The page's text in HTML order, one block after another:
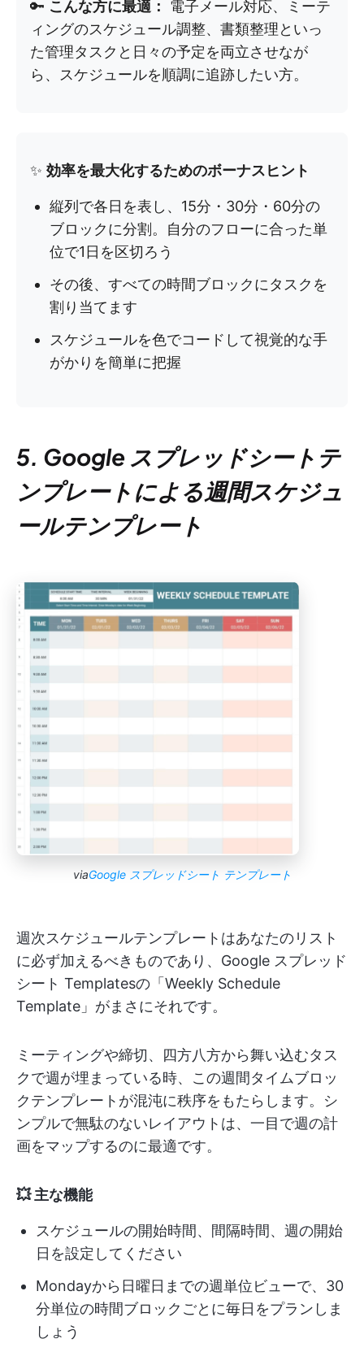
🔑 こんな方に最適：
電子メール対応、ミーテ
ィングのスケジュール調整、書類整理といっ
た管理タスクと日々の予定を両立させなが
ら、スケジュールを順調に追跡したい方。
✨ 効率を最大化するためのボーナスヒント
縦列で各日を表し、15分・30分・60分の
ブロックに分割。自分のフローに合った単
位で1日を区切ろう
その後、すべての時間ブロックにタスクを
割り当てます
スケジュールを色でコードして視覚的な手
がかりを簡単に把握
5. Google スプレッドシートテ
ンプレートによる週間スケジュ
ールテンプレート
viaGoogle スプレッドシート テンプレート
週次スケジュールテンプレートはあなたのリスト
に必ず加えるべきものであり、Google スプレッド
シート Templatesの「Weekly Schedule
Template」がまさにそれです。
ミーティングや締切、四方八方から舞い込むタス
クで週が埋まっている時、この週間タイムブロッ
クテンプレートが混沌に秩序をもたらします。シ
ンプルで無駄のないレイアウトは、一目で週の計
画をマップするのに最適です。
💥 主な機能
スケジュールの開始時間、間隔時間、週の開始
日を設定してください
Mondayから日曜日までの週単位ビューで、30
分単位の時間ブロックごとに毎日をプランしま
しょう